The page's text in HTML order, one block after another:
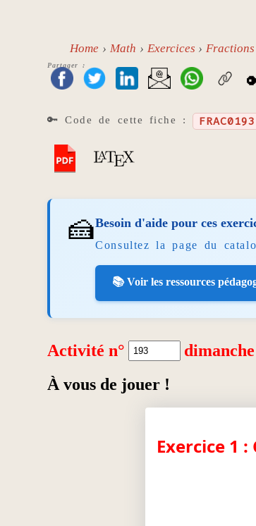
Home Math Exercices
Partager :
🔑 Code de cette fiche : FRAC0193
🍰Besoin d'aide pour ces
Consultez la page du
📚 Voir les ressources
Activité n°
À vous de jouer !
Exercice 1